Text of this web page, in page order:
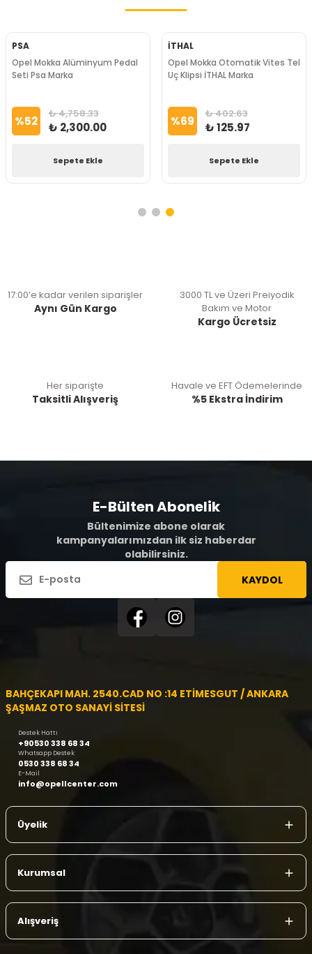
PSA
Opel Mokka Alüminyum Pedal
Seti Psa Marka
%52 ₺ 4,758.33
₺ 2,300.00
Sepete Ekle
İTHAL
Opel Mokka Otomatik Vites Tel
Uç Klipsi İTHAL Marka
%69 ₺ 402.63
₺ 125.97
Sepete Ekle
17:00’e kadar verilen siparişler
Aynı Gün Kargo
3000 TL ve Üzeri Preiyodik
Bakım ve Motor
Kargo Ücretsiz
Her siparişte
Taksitli Alışveriş
Havale ve EFT Ödemelerinde
%5 Ekstra İndirim
E-Bülten Abonelik
Bültenimize abone olarak
kampanyalarımızdan ilk siz haberdar
olabilirsiniz.
KAYDOL
BAHÇEKAPI MAH. 2540.CAD NO :14 ETİMESGUT / ANKARA
ŞAŞMAZ OTO SANAYİ SİTESİ
Destek Hattı
+90530 338 68 34
Whatsapp Destek
0530 338 68 34
E-Mail
info@opellcenter.com
Üyelik
Kurumsal
Alışveriş